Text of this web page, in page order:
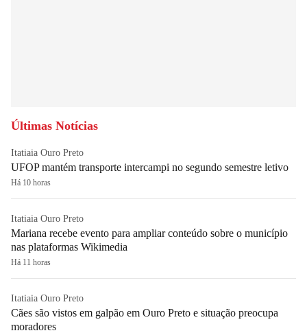
Últimas Notícias
Itatiaia Ouro Preto
UFOP mantém transporte intercampi no segundo semestre letivo
Há 10 horas
Itatiaia Ouro Preto
Mariana recebe evento para ampliar conteúdo sobre o município
nas plataformas Wikimedia
Há 11 horas
Itatiaia Ouro Preto
Cães são vistos em galpão em Ouro Preto e situação preocupa
moradores